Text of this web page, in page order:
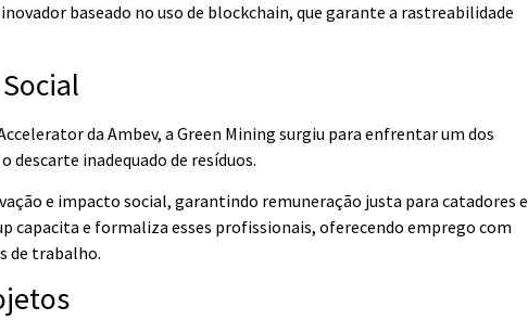
baseado no uso de blockchain, que garante a rastreabilidade
da Ambev, a Green Mining surgiu para enfrentar um dos
descarte inadequado de resíduos.
e impacto social, garantindo remuneração justa para catadores e
capacita e formaliza esses profissionais, oferecendo emprego com
de trabalho.